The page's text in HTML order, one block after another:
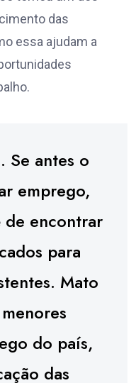
das
essa ajudam a
Se antes o
emprego,
encontrar
para
Mato
do país,
das